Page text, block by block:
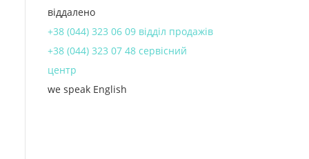
віддалено
+38 (044) 323 06 09 відділ продажів
+38 (044) 323 07 48 сервісний
центр
we speak English